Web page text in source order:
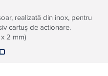
realizată din inox, pentru
cartuş de actionare.
2 mm)